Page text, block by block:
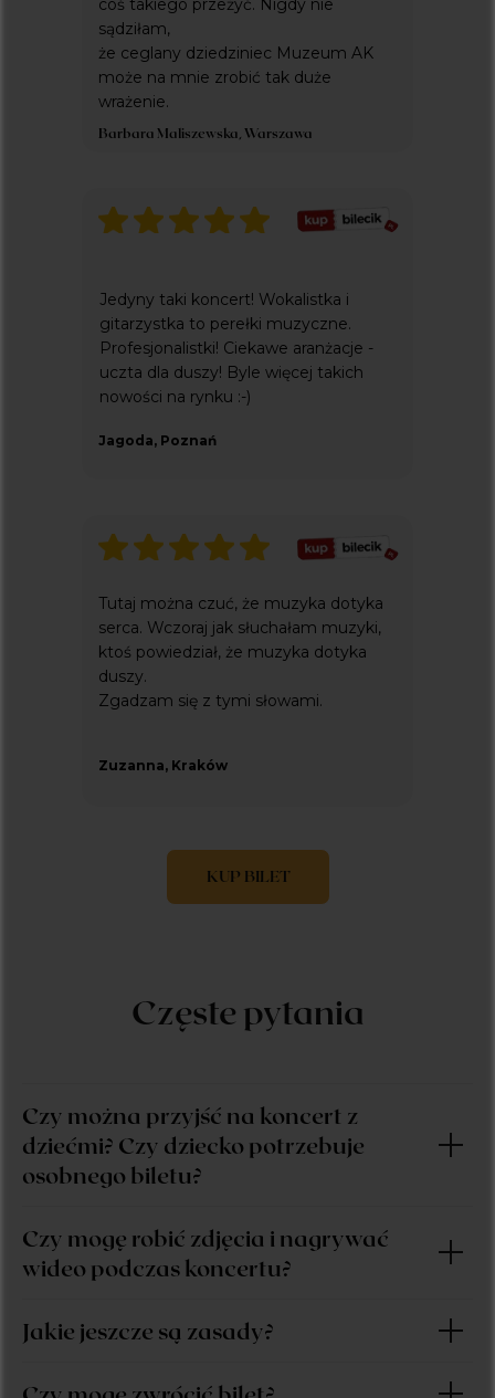
Zuzanna, Kraków
Jedyny taki koncert! Wokalistka i
gitarzystka to perełki muzyczne.
Profesjonalistki! Ciekawe aranżacje -
uczta dla duszy! Byle więcej takich
nowości na rynku :-)
Jagoda, Poznań
Barbara Maliszewska, Warszawa
coś takiego przeżyć. Nigdy nie
sądziłam,
że ceglany dziedziniec Muzeum AK
może na mnie zrobić tak duże
wrażenie.
KUP BILET
Tutaj można czuć, że muzyka dotyka
serca. Wczoraj jak słuchałam muzyki,
ktoś powiedział, że muzyka dotyka
duszy.
Zgadzam się z tymi słowami.
Częste pytania
Czy można przyjść na koncert z
dziećmi? Czy dziecko potrzebuje
osobnego biletu?
Czy mogę robić zdjęcia i nagrywać
wideo podczas koncertu?
Jakie jeszcze są zasady?